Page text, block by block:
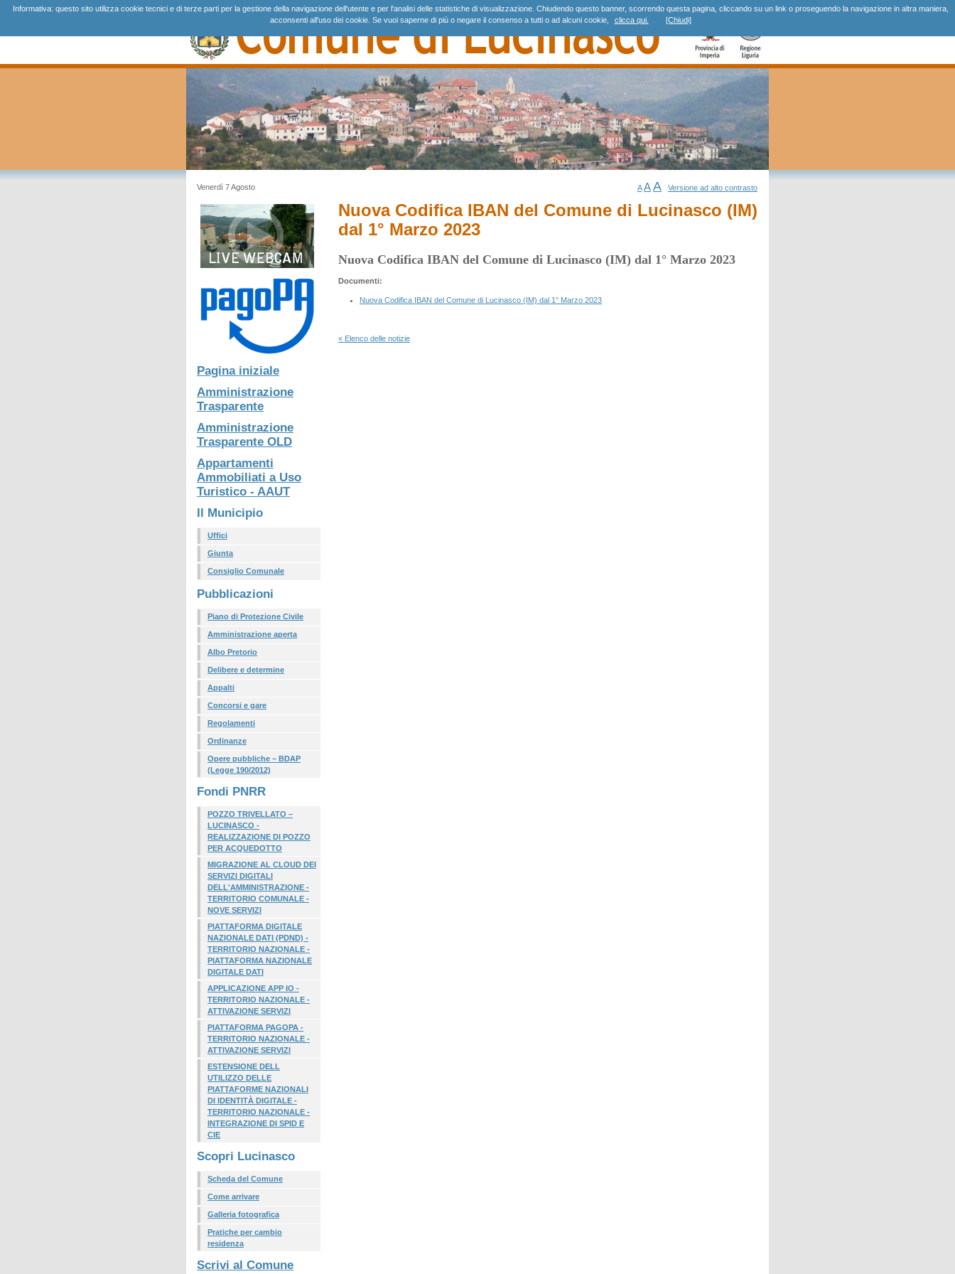
Venerdì 7 Agosto
Pagina iniziale
Amministrazione
Trasparente
Amministrazione
Trasparente OLD
Appartamenti
Ammobiliati a Uso
Turistico - AAUT
Il Municipio
Uffici
Giunta
Consiglio Comunale
Pubblicazioni
Piano di Protezione Civile
Amministrazione aperta
Albo Pretorio
Delibere e determine
Appalti
Concorsi e gare
Regolamenti
Ordinanze
Opere pubbliche – BDAP
(Legge 190/2012)
Fondi PNRR
POZZO TRIVELLATO –
LUCINASCO -
REALIZZAZIONE DI POZZO
PER ACQUEDOTTO
MIGRAZIONE AL CLOUD DEI
SERVIZI DIGITALI
DELL'AMMINISTRAZIONE -
TERRITORIO COMUNALE -
NOVE SERVIZI
PIATTAFORMA DIGITALE
NAZIONALE DATI (PDND) -
TERRITORIO NAZIONALE -
PIATTAFORMA NAZIONALE
DIGITALE DATI
APPLICAZIONE APP IO -
TERRITORIO NAZIONALE -
ATTIVAZIONE SERVIZI
PIATTAFORMA PAGOPA -
TERRITORIO NAZIONALE -
ATTIVAZIONE SERVIZI
ESTENSIONE DELL
UTILIZZO DELLE
PIATTAFORME NAZIONALI
DI IDENTITÀ DIGITALE -
TERRITORIO NAZIONALE -
INTEGRAZIONE DI SPID E
CIE
Scopri Lucinasco
Scheda del Comune
Come arrivare
Galleria fotografica
Pratiche per cambio
residenza
Scrivi al Comune
A AA Versione ad alto contrasto
Nuova Codifica IBAN del Comune di Lucinasco (IM)
dal 1° Marzo 2023
Nuova Codifica IBAN del Comune di Lucinasco (IM) dal 1° Marzo 2023
Documenti:
Nuova Codifica IBAN del Comune di Lucinasco (IM) dal 1° Marzo 2023
« Elenco delle notizie
Informativa: questo sito utilizza cookie tecnici e di terze parti per la gestione della navigazione dell'utente e per l'analisi delle statistiche di visualizzazione. Chiudendo questo banner, scorrendo questa pagina, cliccando su un link o proseguendo la navigazione in altra maniera,
acconsenti all'uso dei cookie. Se vuoi saperne di più o negare il consenso a tutti o ad alcuni cookie,
clicca qui. [Chiudi]